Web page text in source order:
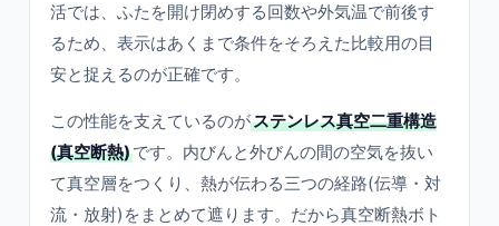
活では、ふたを開け閉めする回数や外気温で前後す
るため、表示はあくまで条件をそろえた比較用の目
安と捉えるのが正確です。
この性能を支えているのがステンレス真空二重構造
(真空断熱)です。内びんと外びんの間の空気を抜い
て真空層をつくり、熱が伝わる三つの経路(伝導・対
流・放射)をまとめて遮ります。だから真空断熱ボト